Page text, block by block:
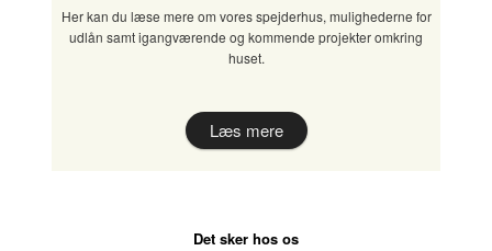
Her kan du læse mere om vores spejderhus, mulighederne for
udlån samt igangværende og kommende projekter omkring
huset.
Læs mere
Det sker hos os